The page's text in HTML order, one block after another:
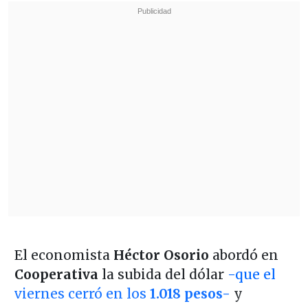
El economista Héctor Osorio abordó en
Cooperativa la subida del dólar -que el
viernes cerró en los 1.018 pesos- y